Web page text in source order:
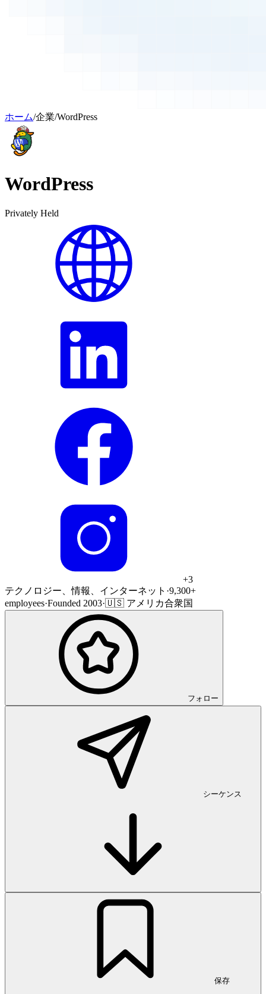
ホーム/企業/WordPress
WordPress
Privately Held
+3
テクノロジー、情報、インターネット ·9,300+
employees·Founded 2003·🇺🇸 アメリカ合衆国
フォロー
シーケンス
保存